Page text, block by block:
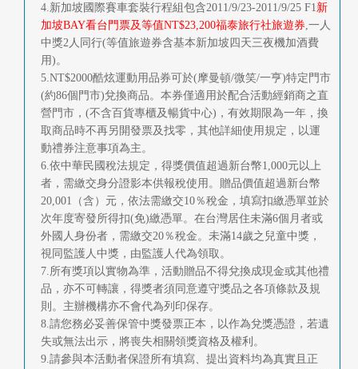
4.新加坡國際賽車套裝行程組包含2011/9/23-2011/9/25 F1 新
加坡BAY看台門票及等值NT$23,200福泰旅行社旅遊券 ,一人
中獎2人同行(等值旅遊券含基本新加坡四天三夜機加酒費
用)。
5.NT$2000酷炫運動用品券可於(摩曼頓/微笑/一亨)特定門市
(約86個門市)兌換商品。本券僅適用於配合活動經銷商之直
營門市，(不含百貨專櫃及暢貨中心)，有效期限為一年，換
取商品時不再另開發票及找零，其他詳細使用規定，以運
動禮券注意事項為主。
6.依中華民國稅法規定，得獎價值超過新台幣1,000元以上
者，需繳交身分證影本供報稅使用。贈品價值超過新台幣
20,001（含）元，依法需繳交10％稅金，填寫扣繳憑單並於
次年度寄發所得扣(免)繳憑單。在台灣居住未滿6個月者或
外國人身份者，需繳交20％稅金。未滿14歲之兒童中獎，
視同監護人中獎，由監護人代為領取。
7.所有獎項以實物為準，活動贈品不得兌換成現金或其他禮
品，亦不可轉讓，得獎者須同意遵守獎品之各項條款及規
則。主辦機構亦不會代為列印保存。
8.請您務必妥善保管中獎發票正本，以作為兌獎憑證，若遺
失或無法出示，將喪失相關領獎資格及權利。
9.請參與本活動者保證所有填寫、提出資料均為真實且正